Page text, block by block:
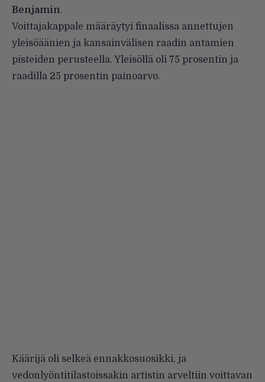
Benjamin.
Voittajakappale määräytyi finaalissa annettujen
yleisöäänien ja kansainvälisen raadin antamien
pisteiden perusteella. Yleisöllä oli 75 prosentin ja
raadilla 25 prosentin painoarvo.
Käärijä oli selkeä ennakkosuosikki, ja
vedonlyöntitilastoissakin artistin arveltiin voittavan